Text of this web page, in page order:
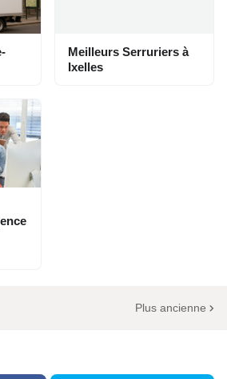
Meilleurs Serruriers à
Ixelles
Plus ancienne